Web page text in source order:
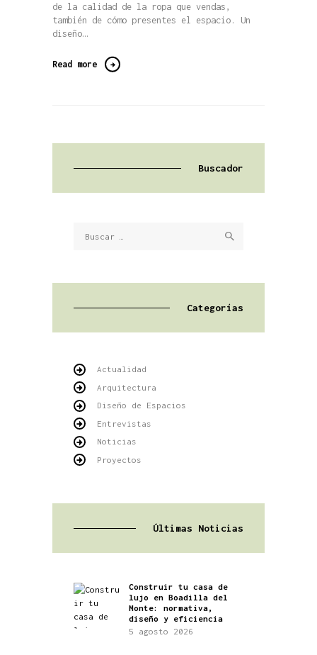
de la calidad de la ropa que vendas,
también de cómo presentes el espacio. Un
diseño…
Read more
Buscador
Categorías
Actualidad
Arquitectura
Diseño de Espacios
Entrevistas
Noticias
Proyectos
Últimas Noticias
Construir tu casa de
lujo en Boadilla del
Monte: normativa,
diseño y eficiencia
5 agosto 2026